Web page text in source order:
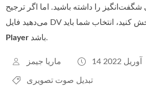
را داشته باشید. اما اگر ترجیح
Player
باشد.
ماریا جیمز 14 آوریل 2022
تبدیل صوت تصویری